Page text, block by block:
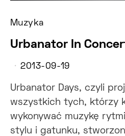
Muzyka
Urbanator In
2013-09-19
Urbanator Days, czyli
wszystkich tych, którzy
wykonywać muzykę
stylu i gatunku,